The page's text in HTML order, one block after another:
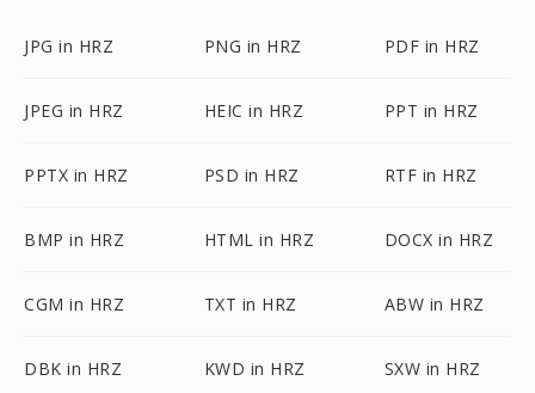
JPG in HRZ PNG in HRZ PDF in HRZ
JPEG in HRZ HEIC in HRZ PPT in HRZ
PPTX in HRZ PSD in HRZ RTF in HRZ
BMP in HRZ HTML in HRZ DOCX in HRZ
CGM in HRZ TXT in HRZ ABW in HRZ
DBK in HRZ KWD in HRZ SXW in HRZ